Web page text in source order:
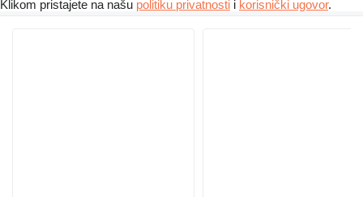
Klikom pristajete na našu politiku privatnosti i korisnički ugovor.